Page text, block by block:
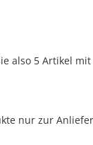
also 5 Artikel
nur zur